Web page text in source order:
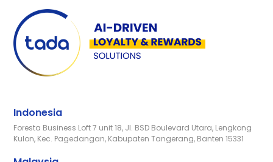
Indonesia
Foresta Business Loft 7 unit 18, Jl. BSD Boulevard Utara, Lengkong
Kulon, Kec. Pagedangan, Kabupaten Tangerang, Banten 15331